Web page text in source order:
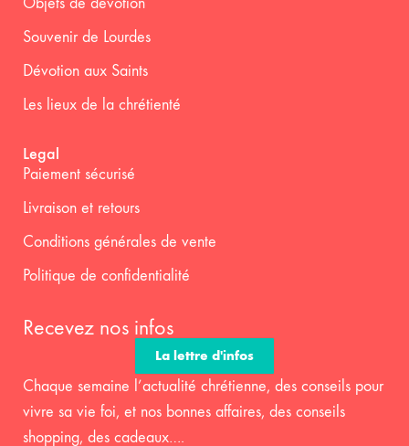
Souvenir de Lourdes
Dévotion aux Saints
Les lieux de la chrétienté
Legal
Paiement sécurisé
Livraison et retours
Conditions générales de vente
Politique de confidentialité
Recevez nos infos
La lettre d'infos
Chaque semaine l’actualité chrétienne, des conseils pour
vivre sa vie foi, et nos bonnes affaires, des conseils
shopping, des cadeaux….